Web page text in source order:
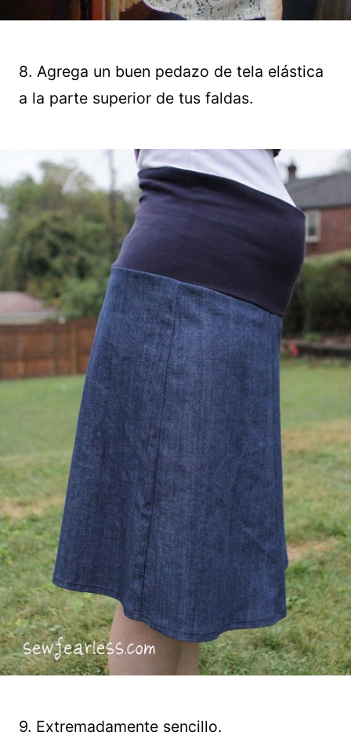
8. Agrega un buen pedazo de tela elástica
a la parte superior de tus faldas.
9. Extremadamente sencillo.